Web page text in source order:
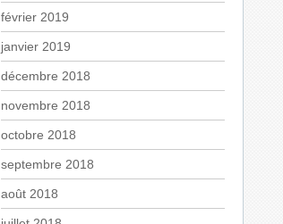
février 2019
janvier 2019
décembre 2018
novembre 2018
octobre 2018
septembre 2018
août 2018